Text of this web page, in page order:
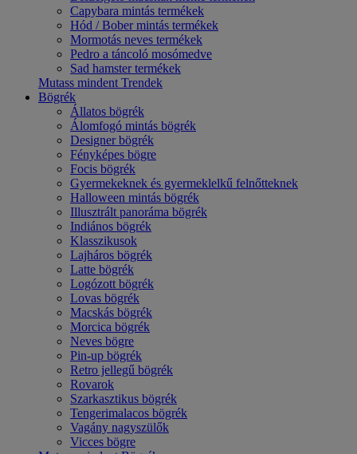
Capybara mintás termékek
Hód / Bober mintás termékek
Mormotás neves termékek
Pedro a táncoló mosómedve
Sad hamster termékek
Mutass mindent Trendek
Bögrék
Állatos bögrék
Álomfogó mintás bögrék
Designer bögrék
Fényképes bögre
Focis bögrék
Gyermekeknek és gyermeklelkű felnőtteknek
Halloween mintás bögrék
Illusztrált panoráma bögrék
Indiános bögrék
Klasszikusok
Lajháros bögrék
Latte bögrék
Logózott bögrék
Lovas bögrék
Macskás bögrék
Morcica bögrék
Neves bögre
Pin-up bögrék
Retro jellegű bögrék
Rovarok
Szarkasztikus bögrék
Tengerimalacos bögrék
Vagány nagyszülők
Vicces bögre